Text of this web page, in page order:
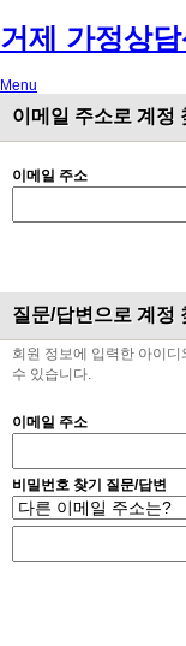
거제 가정상담
Menu
이메일 주소로 계정
이메일 주소
질문/답변으로 계정
회원 정보에 입력한 아이
수 있습니다.
이메일 주소
비밀번호 찾기 질문/답변